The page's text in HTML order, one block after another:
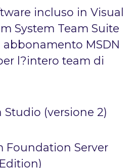
incluso in Visual
System Team Suite
abbonamento MSDN
l?intero team di
Studio (versione 2)
Foundation Server